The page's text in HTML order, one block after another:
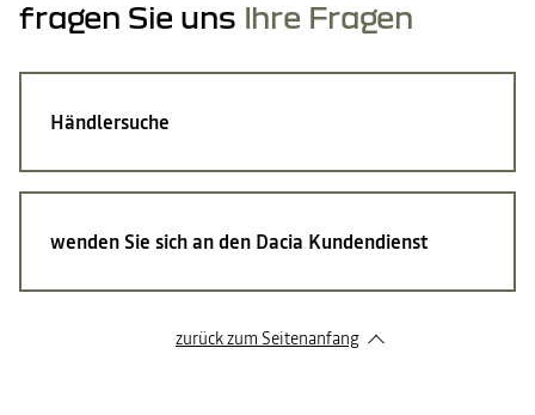
fragen Sie uns Ihre Fragen
Händlersuche
wenden Sie sich an den Dacia Kundendienst
zurück zum Seitenanfang